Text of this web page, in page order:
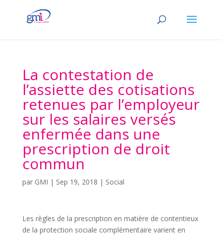
La contestation de
l’assiette des cotisations
retenues par l’employeur
sur les salaires versés
enfermée dans une
prescription de droit
commun
par GMI | Sep 19, 2018 | Social
Les règles de la prescription en matière de contentieux
de la protection sociale complémentaire varient en